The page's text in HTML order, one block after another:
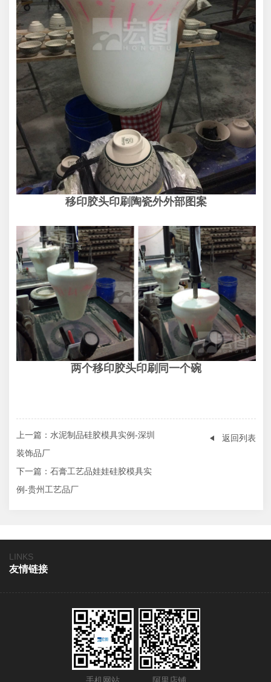
移印胶头印刷陶瓷外外部图案
两个移印胶头印刷同一个碗
上一篇 ：水泥制品硅胶模具实例-深圳
装饰品厂
下一篇 ：石膏工艺品娃娃硅胶模具实
例-贵州工艺品厂
返回列表
LINKS
友情链接
手机网站 阿里店铺